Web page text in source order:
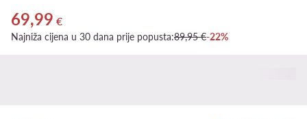
Trenutna cijena 69,99 €
69,99 €
Najniža cijena u 30 dana prije popusta:89,95 €-22%